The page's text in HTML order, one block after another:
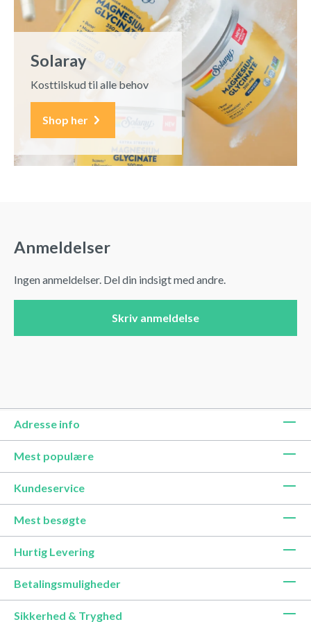
Solaray
Kosttilskud til alle behov
Shop her
Anmeldelser
Ingen anmeldelser. Del din indsigt med andre.
Skriv anmeldelse
Adresse info
Mest populære
Kundeservice
Mest besøgte
Hurtig Levering
Betalingsmuligheder
Sikkerhed & Tryghed